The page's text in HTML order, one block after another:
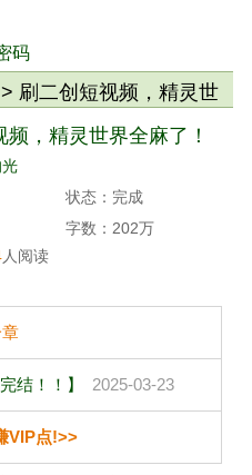
码
> 刷二创短视频，精灵世
频，精灵世界全麻了！
状态：完成
字数：202万
人阅读
结！！】 2025-03-23
VIP点!>>